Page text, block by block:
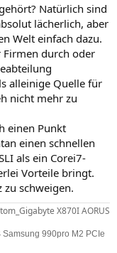
Natürlich sind
lächerlich, aber
Welt einfach dazu.
Firmen durch oder
alleinige Quelle für
nicht mehr zu
einen Punkt
einen schnellen
als ein Corei7-
Vorteile bringt.
schweigen.
X870I AORUS
990pro M2 PCIe